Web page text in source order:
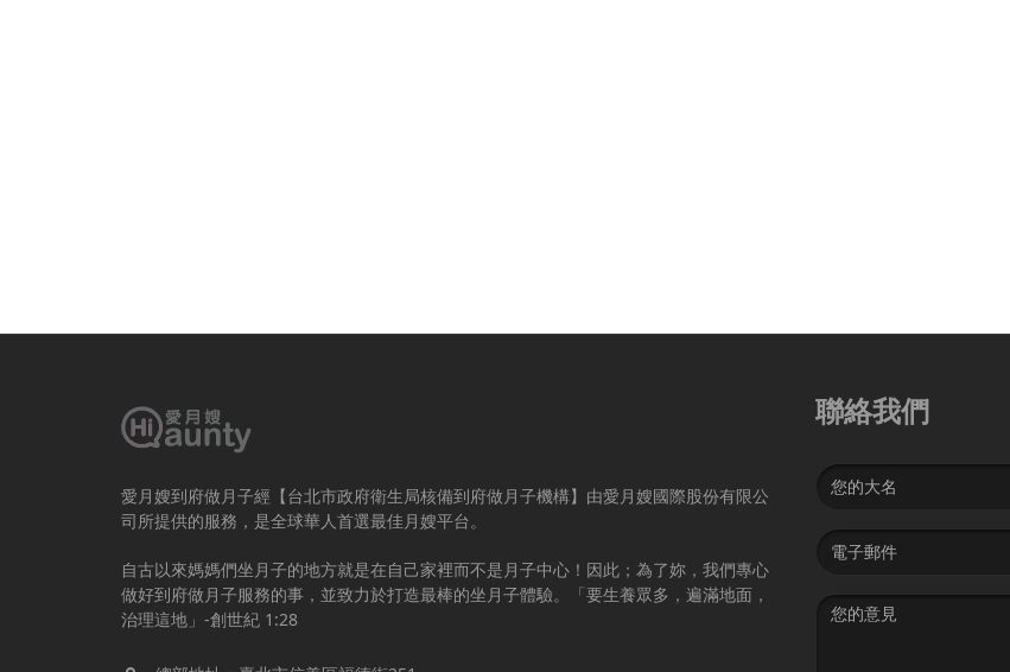
愛月嫂到府做月子經【台北市政府衛生局核備到府做月子機構】由愛月嫂國際股份有限公
司所提供的服務，是全球華人首選最佳月嫂平台。
自古以來媽媽們坐月子的地方就是在自己家裡而不是月子中心！因此；為了妳，我們專心
做好到府做月子服務的事，並致力於打造最棒的坐月子體驗。「要生養眾多，遍滿地面，
治理這地」-創世紀 1:28
聯絡我們
Name
Email
address
Message